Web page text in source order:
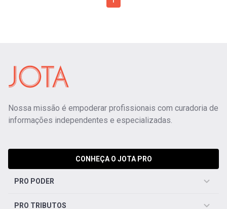
Nossa missão é empoderar profissionais com curadoria de
informações independentes e especializadas.
CONHEÇA O JOTA PRO
PRO PODER
PRO TRIBUTOS